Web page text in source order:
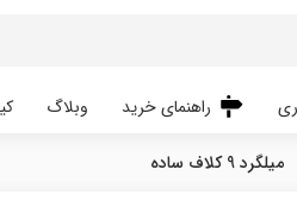
راهنمای خرید وبلاگ
میلگرد 9 کلاف ساده